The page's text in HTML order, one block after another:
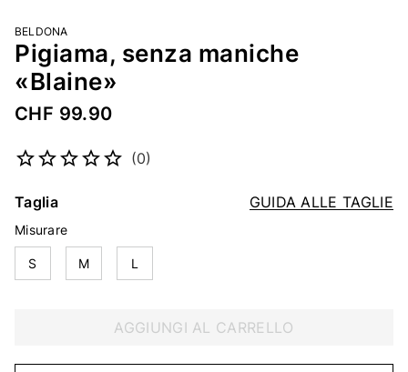
BELDONA
Pigiama, senza maniche
«Blaine»
CHF 99.90
(0)
GUIDA ALLE TAGLIE
Taglia
Misurare
S M L
AGGIUNGI AL CARRELLO